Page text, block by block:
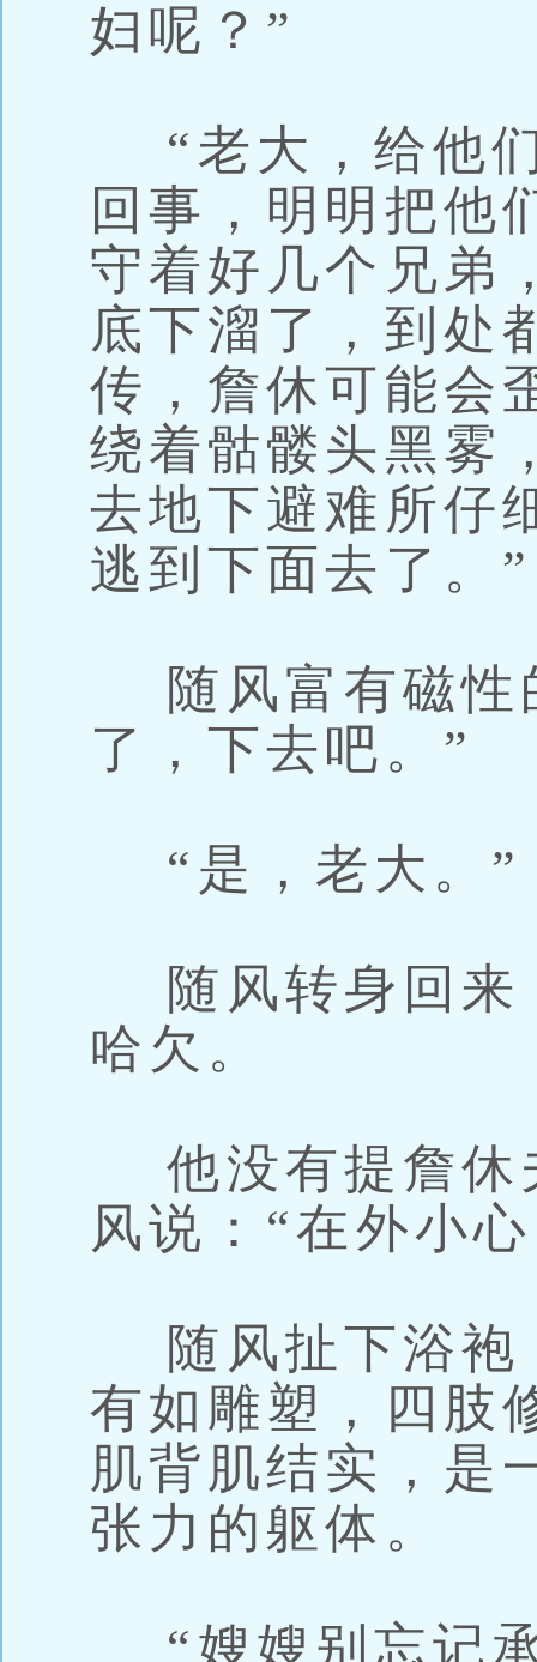
妇呢？”
“老大，给他
回事，明明把他
守着好几个兄弟
底下溜了，到处
传，詹休可能会
绕着骷髅头黑雾
去地下避难所仔
逃到下面去了。”
随风富有磁性
了，下去吧。”
“是，老大。”
随风转身回来
哈欠。
他没有提詹休
风说：“在外小
随风扯下浴袍
有如雕塑，四肢
肌背肌结实，是
张力的躯体。
“嫂嫂别忘记